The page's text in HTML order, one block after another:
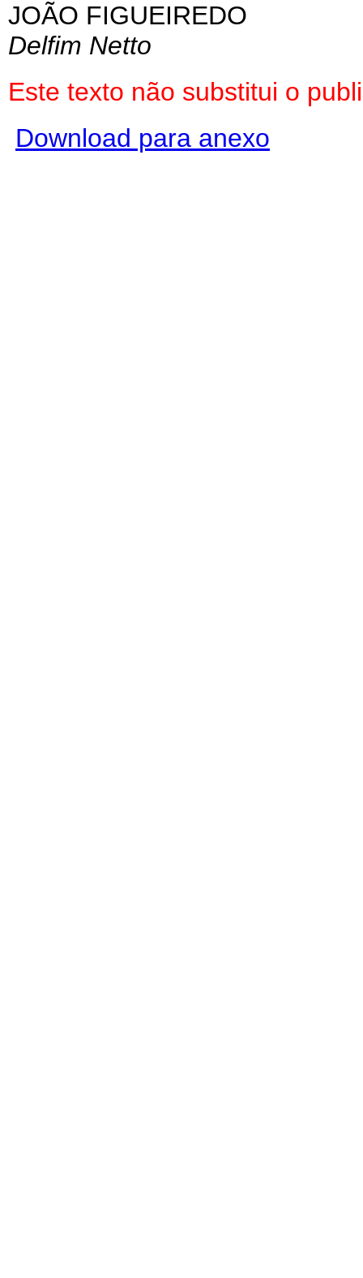
JOÃO FIGUEIREDO
Delfim Netto
Este texto não substitui o
Download para anexo